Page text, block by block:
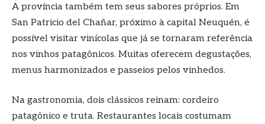
A província também tem seus sabores próprios. Em
San Patricio del Chañar, próximo à capital Neuquén, é
possível visitar vinícolas que já se tornaram referência
nos vinhos patagônicos. Muitas oferecem degustações,
menus harmonizados e passeios pelos vinhedos.
Na gastronomia, dois clássicos reinam: cordeiro
patagônico e truta. Restaurantes locais costumam